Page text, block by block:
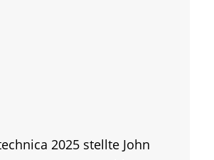
2025 stellte John